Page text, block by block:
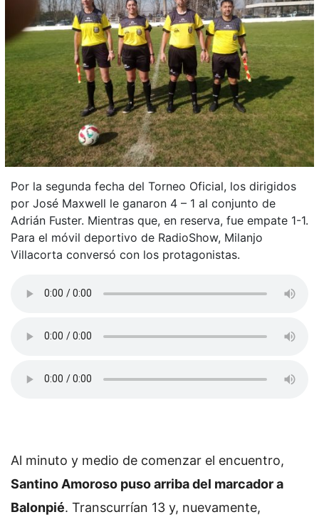
Por la segunda fecha del Torneo Oficial, los dirigidos
por José Maxwell le ganaron 4 – 1 al conjunto de
Adrián Fuster. Mientras que, en reserva, fue empate 1-1.
Para el móvil deportivo de RadioShow, Milanjo
Villacorta conversó con los protagonistas.
Al minuto y medio de comenzar el encuentro,
Santino Amoroso puso arriba del marcador a
Balonpié. Transcurrían 13 y, nuevamente,